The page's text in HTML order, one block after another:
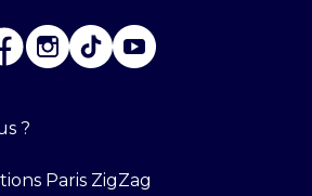
?
Paris ZigZag